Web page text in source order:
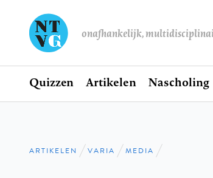
onafhankelijk,
Hoofdnavigatie
Home
Quizzen Artikelen Nascholing
Kruimelpad
ARTIKELEN VARIA MEDIA